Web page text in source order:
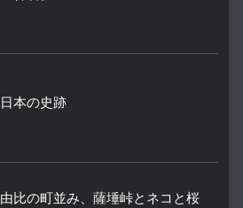
日本の史跡
由比の町並み、薩埵峠とネコと桜